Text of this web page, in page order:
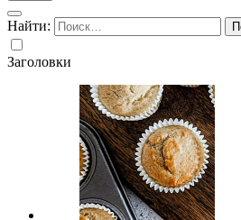
Найти:
Заголовки